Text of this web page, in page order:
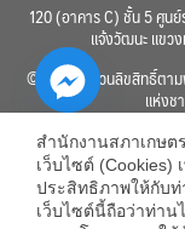
120 (อาคาร C) ชั้น 5 ศูน
แจ้งวัฒนะ แขว
© 2560 สงวนลิขสิทธิ์ตา
แห่งช
สำนักงานสภาเกษต
เว็บไซต์ (Cookies)
ประสิทธิภาพให้กับ
เว็บไซต์นี้ถือว่าท่า